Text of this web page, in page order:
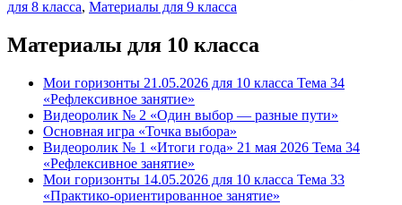
для 8 класса, Материалы для 9 класса
Материалы для 10 класса
Мои горизонты 21.05.2026 для 10 класса Тема 34
«Рефлексивное занятие»
Видеоролик № 2 «Один выбор — разные пути»
Основная игра «Точка выбора»
Видеоролик № 1 «Итоги года» 21 мая 2026 Тема 34
«Рефлексивное занятие»
Мои горизонты 14.05.2026 для 10 класса Тема 33
«Практико-ориентированное занятие»